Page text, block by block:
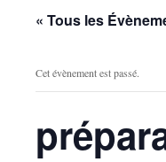
« Tous les
Cet évènement est passé.